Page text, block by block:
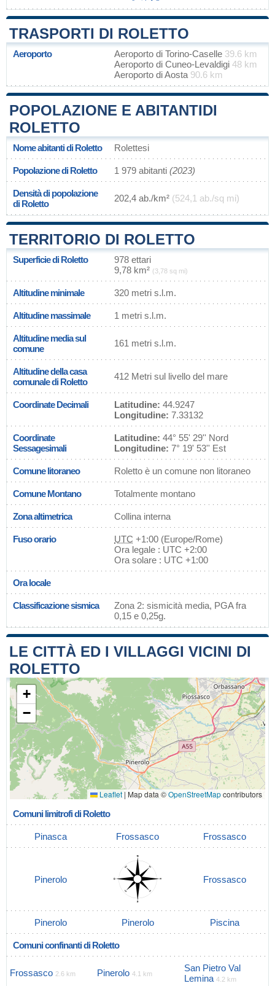
TRASPORTI DI ROLETTO
Aeroporto Aeroporto di Torino-Caselle 39.6 km
Aeroporto di Cuneo-Levaldigi 48 km
Aeroporto di Aosta 90.6 km
POPOLAZIONE E ABITANTIDI
ROLETTO
Nome abitanti di Roletto Rolettesi
Popolazione di Roletto 1 979 abitanti (2023)
Densità di popolazione
di Roletto
202,4 ab./km² (524,1 ab./sq mi)
TERRITORIO DI ROLETTO
Superficie di Roletto
978 ettari
9,78 km² (3,78 sq mi)
Altitudine minimale 320 metri s.l.m.
Altitudine massimale 1 metri s.l.m.
Altitudine media sul
comune
161 metri s.l.m.
Altitudine della casa
comunale di Roletto
412 Metri sul livello del mare
Coordinate Decimali Latitudine: 44.9247
Longitudine: 7.33132
Coordinate
Sessagesimali
Latitudine: 44° 55' 29'' Nord
Longitudine: 7° 19' 53'' Est
Comune litoraneo Roletto è un comune non litoraneo
Comune Montano Totalmente montano
Zona altimetrica Collina interna
Fuso orario UTC +1:00 (Europe/Rome)
Ora legale : UTC +2:00
Ora solare : UTC +1:00
Ora locale
Classificazione sismica
Zona 2: sismicità media, PGA fra
0,15 e 0,25g.
LE CITTÀ ED I VILLAGGI VICINI DI
ROLETTO
+
−
Leaflet | Map data ©OpenStreetMapcontributors
Comuni limitrofi di Roletto
Pinasca Frossasco Frossasco
Pinerolo Frossasco
Pinerolo Pinerolo Piscina
Comuni confinanti di Roletto
Frossasco 2.6 km Pinerolo 4.1 km
San Pietro Val
Lemina 4.2 km